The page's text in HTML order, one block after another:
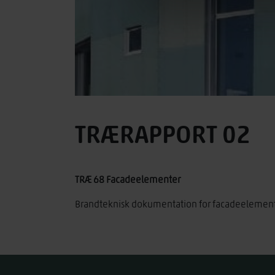
TRÆRAPPORT 02
TRÆ 68 Facadeelementer
Brandteknisk dokumentation for